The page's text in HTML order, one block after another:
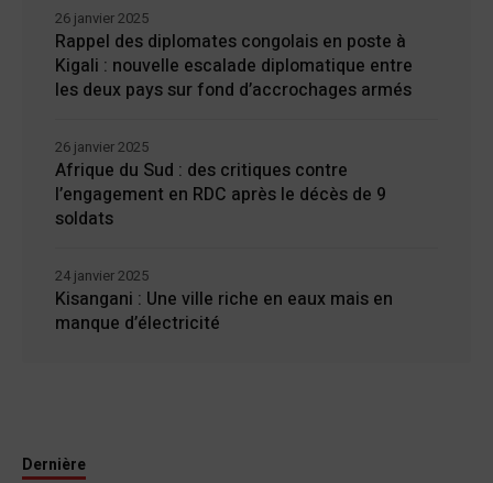
Rappel des diplomates congolais en poste à
Kigali : nouvelle escalade diplomatique entre
les deux pays sur fond d’accrochages armés
26 janvier 2025
Afrique du Sud : des critiques contre
l’engagement en RDC après le décès de 9
soldats
26 janvier 2025
Kisangani : Une ville riche en eaux mais en
manque d’électricité
24 janvier 2025
Dernière